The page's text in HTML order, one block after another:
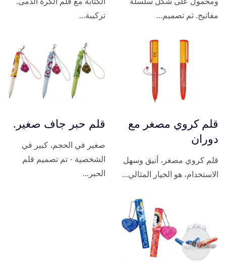
ومحمول على شكل سلسلة
مفاتيح. تم تصميم...
الكتابة مع قلم الكرة الدمى.
تركيبة...
قلم كروي مصغر مع
دوران
قلم كروي مصغر، أنيق وسهل
الاستخدام، هو الخيار المثالي...
قلم حبر جاف صغير.
صغير في الحجم، كبير في
الشخصية - تم تصميم قلم
الحبر...